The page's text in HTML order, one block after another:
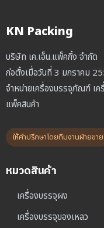
KN Packing
บริษัท เค.เอ็น.แพ็คกิ้ง จำกัด
ก่อตั้งเมื่อวันที่ 3 มกราคม
จำหน่ายเครื่องบรรจุภัณฑ์ เค
แพ็คสินค้า
ให้คำปรึกษาโดยทีมงานฝ่ายขาย
หมวดสินค้า
เครื่องบรรจุผง
เครื่องบรรจุของเหลว